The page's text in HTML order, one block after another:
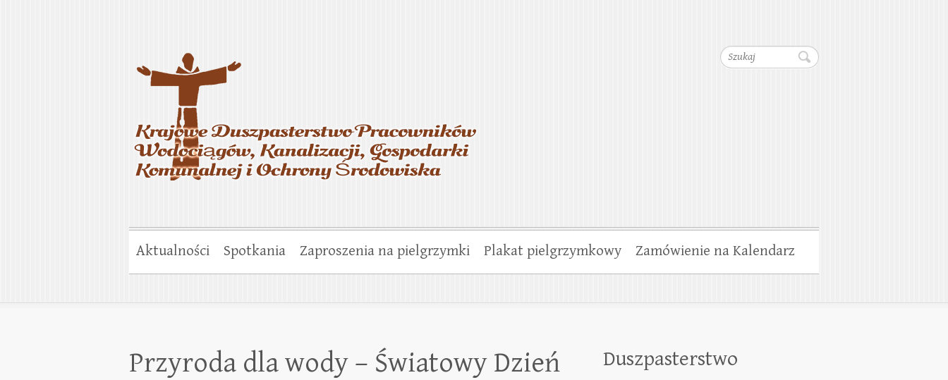
Szukaj
Krajowe Duszpasterstwo Pracowników Wodociągów, Kanalizacji,
Gospodarki Komunalnej i Ochrony Środowiska
Aktualności Spotkania Zaproszenia na pielgrzymki Plakat pielgrzymkowy Zamówienie na Kalendarz
Przyroda dla wody – Światowy Dzień
Duszpasterstwo